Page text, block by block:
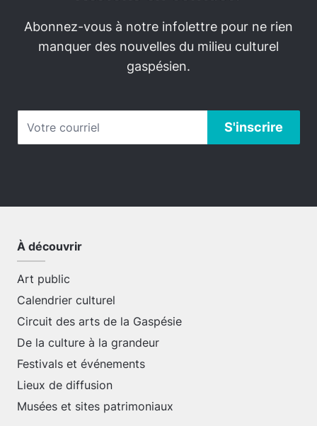
Abonnez-vous à notre infolettre pour ne rien
manquer des nouvelles du milieu culturel
gaspésien.
À découvrir
Art public
Calendrier culturel
Circuit des arts de la Gaspésie
De la culture à la grandeur
Festivals et événements
Lieux de diffusion
Musées et sites patrimoniaux